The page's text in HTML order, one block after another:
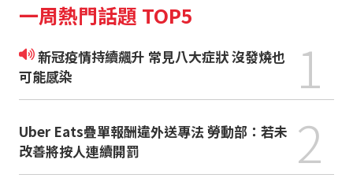
一周熱門話題 TOP5
新冠疫情持續飆升 常見八大症狀 沒發燒也
可能感染
1
Uber Eats疊單報酬違外送專法 勞動部：若未
改善將按人連續開罰
2